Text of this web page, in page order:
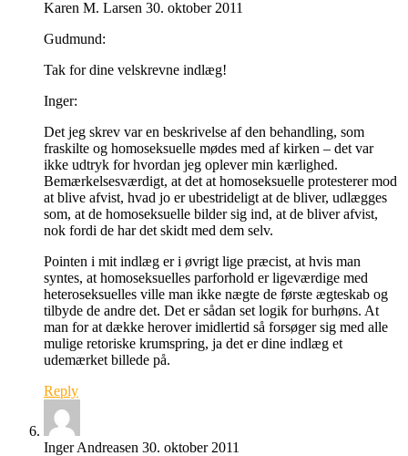
Karen M. Larsen 30. oktober 2011
Gudmund:
Tak for dine velskrevne indlæg!
Inger:
Det jeg skrev var en beskrivelse af den behandling, som
fraskilte og homoseksuelle mødes med af kirken – det var
ikke udtryk for hvordan jeg oplever min kærlighed.
Bemærkelsesværdigt, at det at homoseksuelle protesterer mod
at blive afvist, hvad jo er ubestrideligt at de bliver, udlægges
som, at de homoseksuelle bilder sig ind, at de bliver afvist,
nok fordi de har det skidt med dem selv.
Pointen i mit indlæg er i øvrigt lige præcist, at hvis man
syntes, at homoseksuelles parforhold er ligeværdige med
heteroseksuelles ville man ikke nægte de første ægteskab og
tilbyde de andre det. Det er sådan set logik for burhøns. At
man for at dække herover imidlertid så forsøger sig med alle
mulige retoriske krumspring, ja det er dine indlæg et
udemærket billede på.
Reply
Inger Andreasen 30. oktober 2011